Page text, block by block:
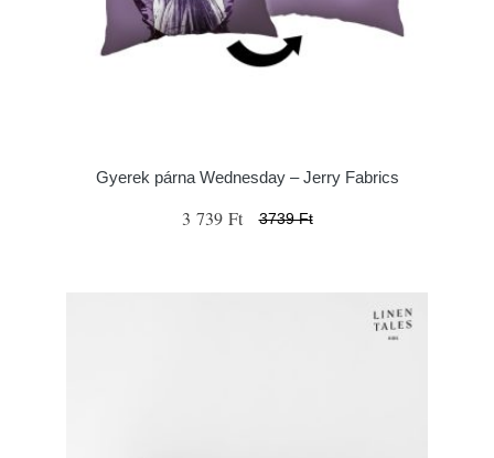
Gyerek párna Wednesday – Jerry Fabrics
3 739 Ft 3739 Ft